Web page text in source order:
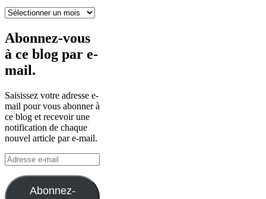
Archives
Abonnez-vous
à ce blog par e-
mail.
Saisissez votre adresse e-
mail pour vous abonner à
ce blog et recevoir une
notification de chaque
nouvel article par e-mail.
Adresse
e-
mail
Abonnez-